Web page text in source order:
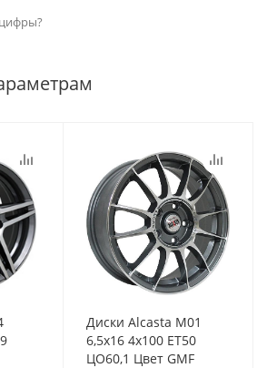
Диски Alcasta M01
6,5x16 4x100 ET50
ЦО60,1 Цвет GMF